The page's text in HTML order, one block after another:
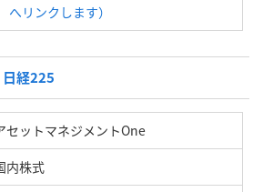
へリンクします）
経225
セットマネジメントOne
内株式